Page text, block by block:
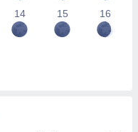
14 15 16